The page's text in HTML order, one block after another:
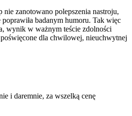
zanotowano polepszenia nastroju,
badanym humoru. Tak więc
wynik w ważnym teście zdolności
dla chwilowej, nieuchwytnej
i daremnie, za wszelką cenę